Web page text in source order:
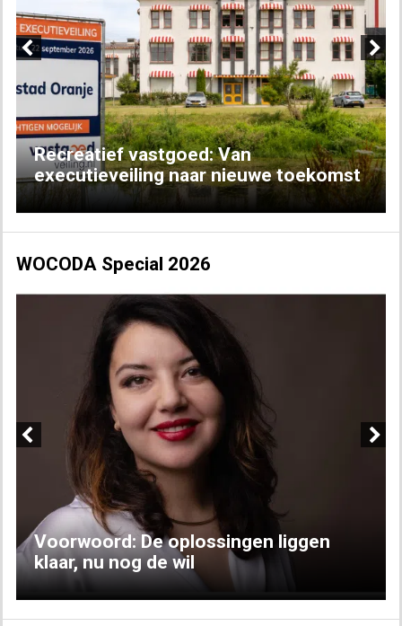
Recreatief vastgoed: Van
executieveiling naar nieuwe toekomst
Next
WOCODA Special 2026
Voorwoord: De oplossingen liggen
klaar, nu nog de wil